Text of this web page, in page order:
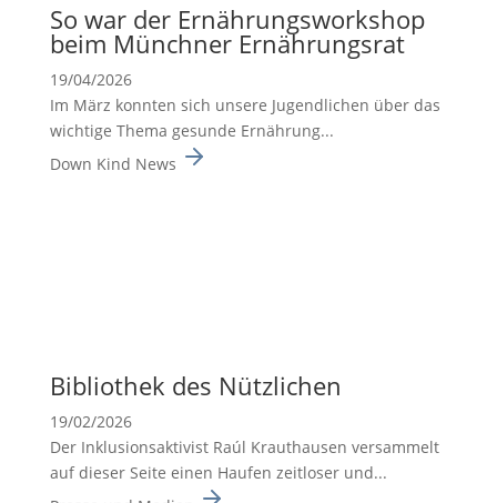
So war der Ernäh­rungs­work­shop
beim Münchner Ernäh­rungsrat
19/04/2026
Im März konnten sich unsere Jugend­li­chen über das
wichtige Thema gesunde Ernäh­rung...
Down Kind News
Biblio­thek des Nützli­chen
19/02/2026
Der Inklusionsaktivist Raúl Krauthausen versammelt
auf dieser Seite einen Haufen zeitloser und...